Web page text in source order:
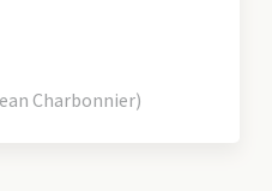
Charbonnier)